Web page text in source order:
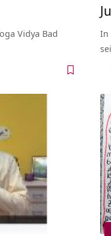
Vidya Bad
In